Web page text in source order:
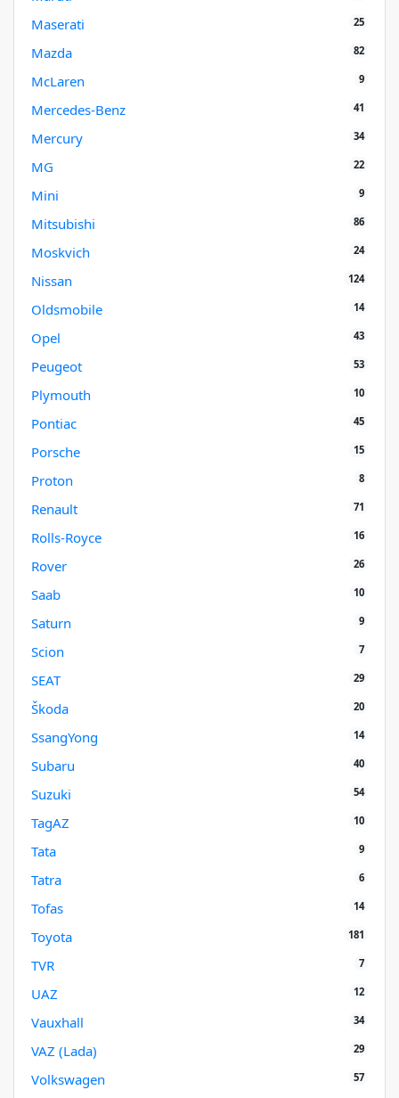
Maserati 25
Mazda 82
McLaren 9
Mercedes-Benz 41
Mercury 34
MG 22
Mini 9
Mitsubishi 86
Moskvich 24
Nissan 124
Oldsmobile 14
Opel 43
Peugeot 53
Plymouth 10
Pontiac 45
Porsche 15
Proton 8
Renault 71
Rolls-Royce 16
Rover 26
Saab 10
Saturn 9
Scion 7
SEAT 29
Škoda 20
SsangYong 14
Subaru 40
Suzuki 54
TagAZ 10
Tata 9
Tatra 6
Tofas 14
Toyota 181
TVR 7
UAZ 12
Vauxhall 34
VAZ (Lada) 29
Volkswagen 57